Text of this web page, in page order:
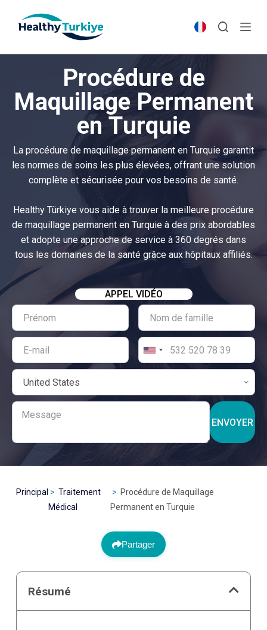
p
t
e
Procédure de
Maquillage Permanent
en Turquie
La procédure de maquillage permanent en Turquie garantit
les normes de soins les plus élevées, offrant une solution
complète et sécurisée pour vos besoins de santé.
Healthy Türkiye vous aide à trouver la meilleure procédure
de maquillage permanent en Turquie à des prix abordables
et adopte une approche de service à 360 degrés dans
tous les domaines de la santé grâce aux hôpitaux affiliés.
APPEL VIDÉO
ENVOYER
Principal
Traitement
Médical
Procédure de Maquillage
Permanent en Turquie
Partager
Résumé